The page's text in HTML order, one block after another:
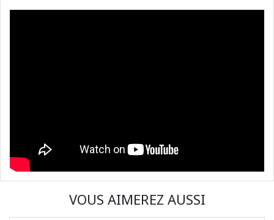
VOUS AIMEREZ AUSSI